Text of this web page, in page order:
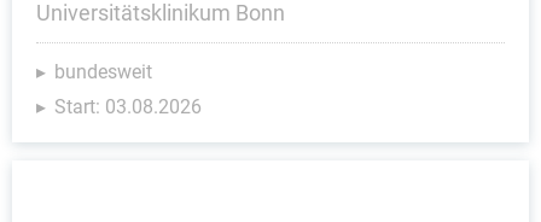
Universitätsklinikum Bonn
bundesweit
Start: 03.08.2026